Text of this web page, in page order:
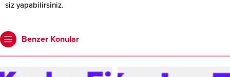
siz yapabilirsiniz.
Benzer Konular